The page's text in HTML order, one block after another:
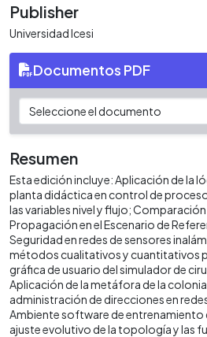
Publisher
Universidad Icesi
Documentos PDF
Resumen
Esta edición incluye: Aplicación de la
planta didáctica en control de
las variables nivel y flujo;
Propagación en el Escenario de
Seguridad en redes de sensores
métodos cualitativos y cuantitativos
gráfica de usuario del simulador de
Aplicación de la metáfora de la
administración de direcciones en
Ambiente software de entrenamiento
ajuste evolutivo de la topología y las